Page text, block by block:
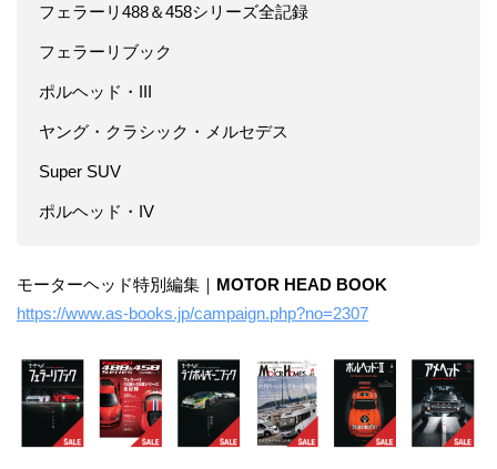
フェラーリ488＆458シリーズ全記録
フェラーリブック
ポルヘッド・III
ヤング・クラシック・メルセデス
Super SUV
ポルヘッド・IV
モーターヘッド特別編集｜ MOTOR HEAD BOOK
https://www.as-books.jp/campaign.php?no=2307